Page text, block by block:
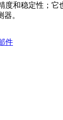
度和稳定性；它
。
件